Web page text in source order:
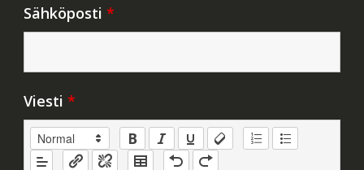
Sähköposti *
Viesti *